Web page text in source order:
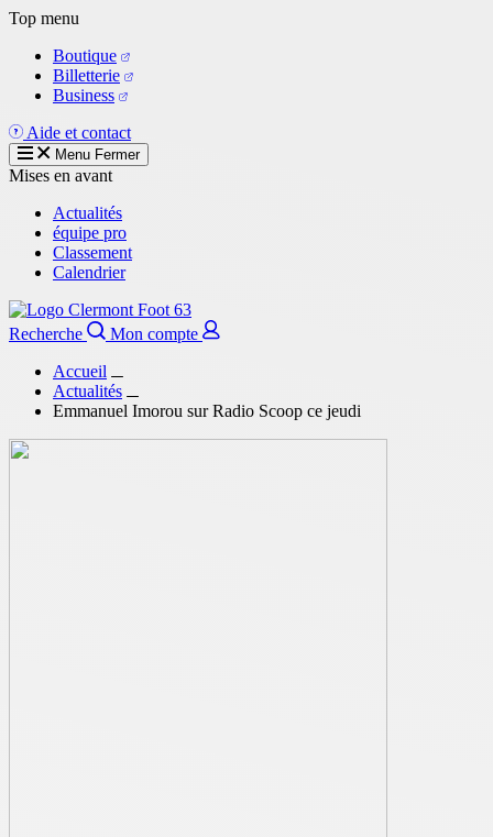
Aller
contenu
principal
Top menu
Boutique
Billetterie
Business
Aide et contact
Menu Fermer
Mises en avant
Actualités
équipe pro
Classement
Calendrier
Recherche
Mon compte
Accueil
Actualités
Emmanuel Imorou sur Radio Scoop ce jeudi